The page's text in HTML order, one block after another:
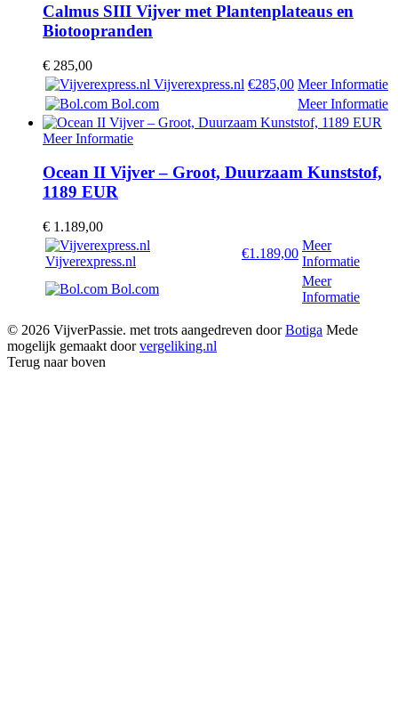
Calmus SIII Vijver met Plantenplateaus en
Biotoopranden
€ 285,00
Vijverexpress.nl €285,00 Meer Informatie
Bol.com
Meer Informatie
Meer Informatie
Ocean II Vijver – Groot, Duurzaam Kunststof,
1189 EUR
€ 1.189,00
Vijverexpress.nl
€1.189,00
Meer
Informatie
Bol.com
Meer
Informatie
© 2026 VijverPassie. met trots aangedreven doorBotiga Mede
mogelijk gemaakt doorvergeliking.nl
Terug naar boven